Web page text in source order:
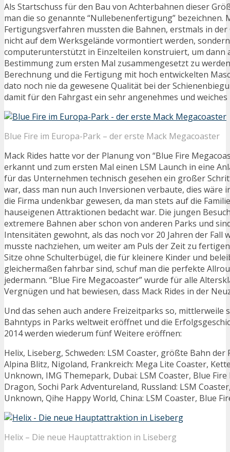
Als Startschuss für den Bau von Achterbahnen dieser
man die so genannte “Nullebenenfertigung” bezeichnen.
Fertigungsverfahren mussten die Bahnen, erstmals in der
nicht auf dem Werksgelände vormontiert werden,
computerunterstützt in Einzelteilen konstruiert, um dann
Bestimmung zum ersten Mal zusammengesetzt zu
Berechnung und die Fertigung mit hoch entwickelten
dato noch nie da gewesene Qualität bei der
damit für den Fahrgast ein sehr angenehmes und
Blue Fire im Europa-Park – der erste Mack Megacoaster
Mack Rides hatte vor der Planung von “Blue Fire
erkannt und zum ersten Mal einen LSM Launch in eine
für das Unternehmen technisch gesehen ein großer
war, dass man nun auch Inversionen verbaute, dies wäre
die Firma undenkbar gewesen, da man stets auf die
hauseigenen Attraktionen bedacht war. Die jungen
extremere Bahnen aber schon von anderen Parks und
Intensitäten gewohnt, als das noch vor 20 Jahren der Fall
musste nachziehen, um weiter am Puls der Zeit zu
Sitze ohne Schulterbügel, die für kleinere Kinder und
gleichermaßen fahrbar sind, schuf man die perfekte
jedermann. “Blue Fire Megacoaster” wurde für alle
Vergnügen und hat bewiesen, dass Mack Rides in der
Und das sehen auch andere Freizeitparks so, mittlerweile
Bahntyps in Parks weltweit eröffnet und die
2014 werden wiederum fünf Weitere eröffnen:
Helix, Liseberg, Schweden: LSM Coaster, größte Bahn der
Alpina Blitz, Nigoland, Frankreich: Mega Lite Coaster,
Unknown, IMG Themepark, Dubai: LSM Coaster, Blue Fire
Dragon, Sochi Park Adventureland, Russland: LSM
Unknown, Qihe Happy World, China: LSM Coaster, Blue
Helix – Die neue Hauptattraktion in Liseberg